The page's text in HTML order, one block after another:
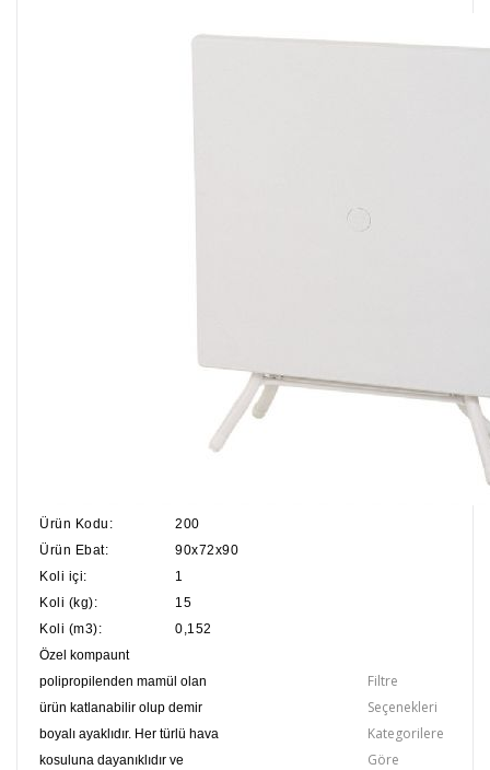
Ürün Kodu:
200
Ürün Ebat:
90x72x90
Koli içi:
1
Koli (kg):
15
Koli (m3):
0,152
Özel kompaunt
polipropilenden mamül olan
ürün katlanabilir olup demir
boyalı ayaklıdır. Her türlü hava
kosuluna dayanıklıdır ve
Filtre
Seçenekleri
Kategorilere
Göre